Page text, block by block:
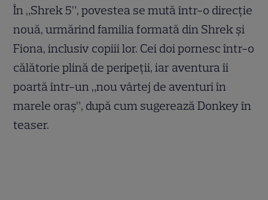
În „Shrek 5”, povestea se mută într-o direcție
nouă, urmărind familia formată din Shrek și
Fiona, inclusiv copiii lor. Cei doi pornesc într-o
călătorie plină de peripeții, iar aventura îi
poartă într-un „nou vârtej de aventuri în
marele oraș”, după cum sugerează Donkey în
teaser.